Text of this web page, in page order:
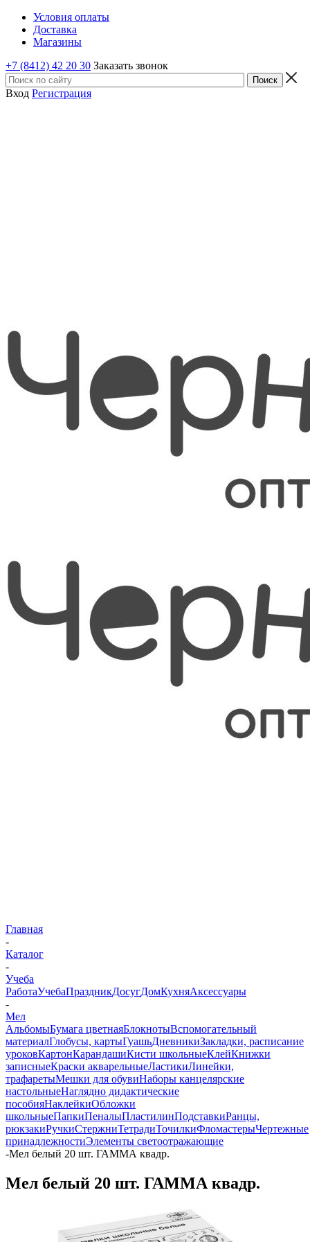
Условия оплаты
Доставка
Магазины
+7 (8412) 42 20 30 Заказать звонок
Вход Регистрация
Главная
-
Каталог
-
Учеба
РаботаУчебаПраздникДосугДомКухняАксессуары
-
Мел
АльбомыБумага цветнаяБлокнотыВспомогательный
материалГлобусы, картыГуашьДневникиЗакладки, расписание
уроковКартонКарандашиКисти школьныеКлейКнижки
записныеКраски акварельныеЛастикиЛинейки,
трафаретыМешки для обувиНаборы канцелярские
настольныеНаглядно дидактические
пособияНаклейкиОбложки
школьныеПапкиПеналыПластилинПодставкиРанцы,
рюкзакиРучкиСтержниТетрадиТочилкиФломастерыЧертежные
принадлежностиЭлементы светоотражающие
-Мел белый 20 шт. ГАММА квадр.
Мел белый 20 шт. ГАММА квадр.